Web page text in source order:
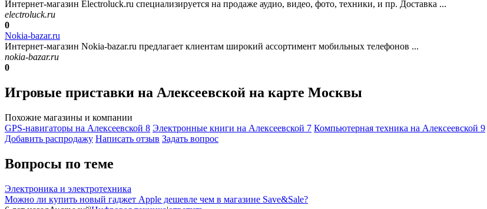
Интернет-магазин Electroluck.ru специализируется на продаже аудио, видео, фото, техники, и пр. Доставка ...
electroluck.ru
0
Nokia-bazar.ru
Интернет-магазин Nokia-bаzar.ru предлагает клиентам широкий ассортимент мобильных телефонов ...
nokia-bazar.ru
0
Игровые приставки на Алексеевской на карте Москвы
Похожие магазины и компании
GPS-навигаторы на Алексеевской 8 Электронные книги на Алексеевской 7 Компьютерная техника на Алексеевской 9
Добавить раcпродажу Написать отзыв Задать вопрос
Вопросы по теме
Электроника и электротехника
Можно ли купить новый гаджет Apple дешевле чем в магазине Save&Sale?